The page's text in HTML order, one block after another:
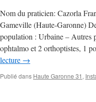
Nom du praticien: Cazorla
Gameville (Haute-Garonne)
population : Urbaine – Autres
ophtalmo et 2 orthoptistes, 1
lecture →
Publié dans Haute Garonne 31 ,